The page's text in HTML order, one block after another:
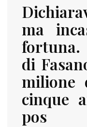
ma
fortuna.
di
milione
cinque
pos